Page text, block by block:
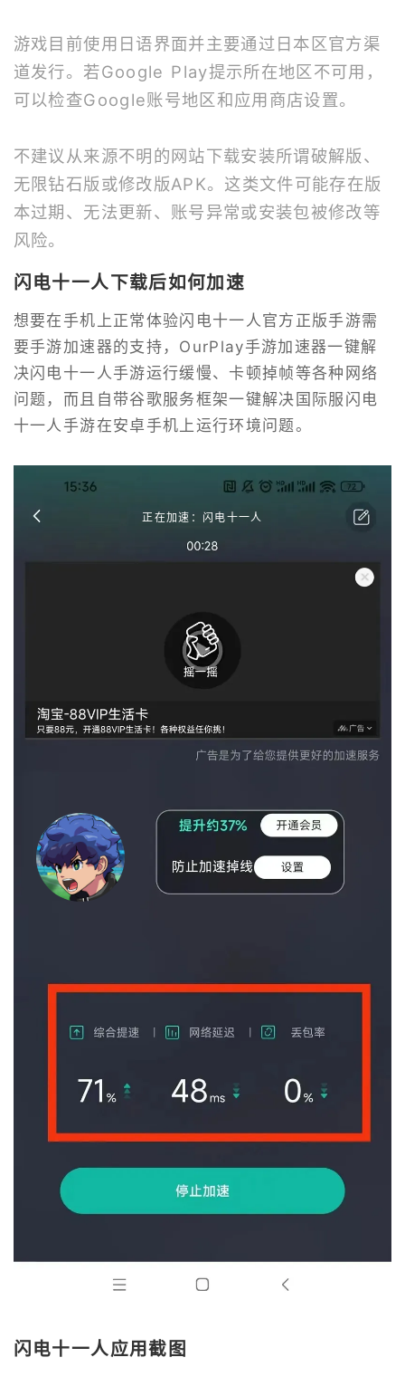
游戏目前使用日语界面并主要通过日本区官方渠
道发行。若Google Play提示所在地区不可用，
可以检查Google账号地区和应用商店设置。
不建议从来源不明的网站下载安装所谓破解版、
无限钻石版或修改版APK。这类文件可能存在版
本过期、无法更新、账号异常或安装包被修改等
风险。
闪电十一人下载后如何加速
想要在手机上正常体验闪电十一人官方正版手游需
要手游加速器的支持，OurPlay手游加速器一键解
决闪电十一人手游运行缓慢、卡顿掉帧等各种网络
问题，而且自带谷歌服务框架一键解决国际服闪电
十一人手游在安卓手机上运行环境问题。
正在加速：闪电十一人
闪电十一人应用截图